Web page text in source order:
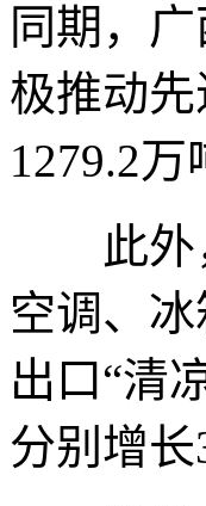
同期，
极推动
1279.2
此外，
空调、
出口“清
分别增长